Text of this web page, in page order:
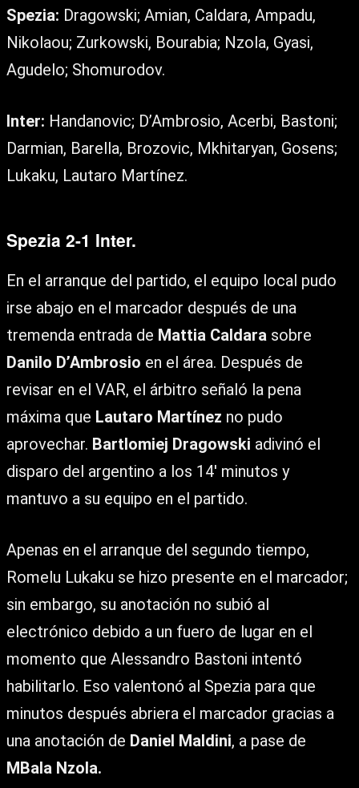
Spezia: Dragowski; Amian, Caldara, Ampadu,
Nikolaou; Zurkowski, Bourabia; Nzola, Gyasi,
Agudelo; Shomurodov.
Inter: Handanovic; D’Ambrosio, Acerbi, Bastoni;
Darmian, Barella, Brozovic, Mkhitaryan, Gosens;
Lukaku, Lautaro Martínez.
Spezia 2-1 Inter.
En el arranque del partido, el equipo local pudo
irse abajo en el marcador después de una
tremenda entrada de Mattia Caldara sobre
Danilo D’Ambrosio en el área. Después de
revisar en el VAR, el árbitro señaló la pena
máxima que Lautaro Martínez no pudo
aprovechar. Bartlomiej Dragowski adivinó el
disparo del argentino a los 14′ minutos y
mantuvo a su equipo en el partido.
Apenas en el arranque del segundo tiempo,
Romelu Lukaku se hizo presente en el marcador;
sin embargo, su anotación no subió al
electrónico debido a un fuero de lugar en el
momento que Alessandro Bastoni intentó
habilitarlo. Eso valentonó al Spezia para que
minutos después abriera el marcador gracias a
una anotación de Daniel Maldini, a pase de
MBala Nzola.